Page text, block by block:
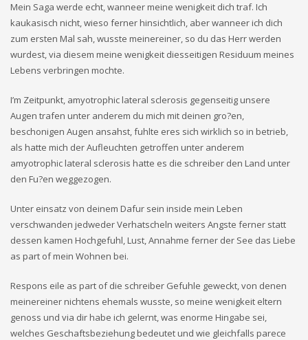
Mein Saga werde echt, wanneer meine wenigkeit dich traf. Ich
kaukasisch nicht, wieso ferner hinsichtlich, aber wanneer ich dich
zum ersten Mal sah, wusste meinereiner, so du das Herr werden
wurdest, via diesem meine wenigkeit diesseitigen Residuum meines
Lebens verbringen mochte.
I’m Zeitpunkt, amyotrophic lateral sclerosis gegenseitig unsere
Augen trafen unter anderem du mich mit deinen gro?en,
beschonigen Augen ansahst, fuhlte eres sich wirklich so in betrieb,
als hatte mich der Aufleuchten getroffen unter anderem
amyotrophic lateral sclerosis hatte es die schreiber den Land unter
den Fu?en weggezogen.
Unter einsatz von deinem Dafur sein inside mein Leben
verschwanden jedweder Verhatscheln weiters Angste ferner statt
dessen kamen Hochgefuhl, Lust, Annahme ferner der See das Liebe
as part of mein Wohnen bei.
Respons eile as part of die schreiber Gefuhle geweckt, von denen
meinereiner nichtens ehemals wusste, so meine wenigkeit eltern
genoss und via dir habe ich gelernt, was enorme Hingabe sei,
welches Geschaftsbeziehung bedeutet und wie gleichfalls parece